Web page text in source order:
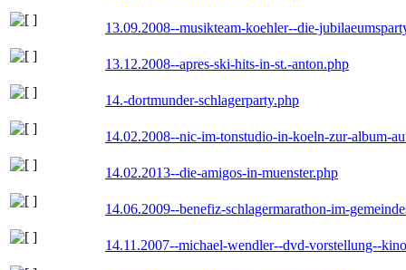
13.09.2008--musikteam-koehler--die-
13.12.2008--apres-ski-hits-in-st.-anton.php
14.-dortmunder-schlagerparty.php
14.02.2008--nic-im-tonstudio-in-koeln-zur-album-
14.02.2013--die-amigos-in-muenster.php
14.06.2009--benefiz-schlagermarathon-im-
14.11.2007--michael-wendler--dvd-vorstellung--